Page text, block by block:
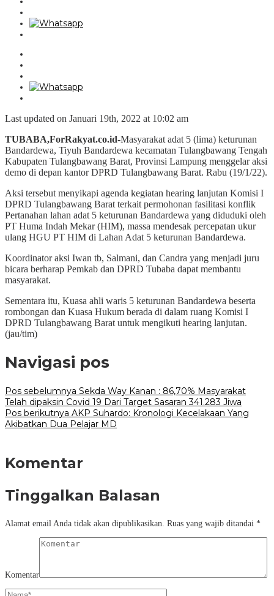
Last updated on Januari 19th, 2022 at 10:02 am
TUBABA,ForRakyat.co.id-Masyarakat adat 5 (lima) keturunan
Bandardewa, Tiyuh Bandardewa kecamatan Tulangbawang Tengah
Kabupaten Tulangbawang Barat, Provinsi Lampung menggelar aksi
demo di depan kantor DPRD Tulangbawang Barat. Rabu (19/1/22).
Aksi tersebut menyikapi agenda kegiatan hearing lanjutan Komisi I
DPRD Tulangbawang Barat terkait permohonan fasilitasi konflik
Pertanahan lahan adat 5 keturunan Bandardewa yang diduduki oleh
PT Huma Indah Mekar (HIM), massa mendesak percepatan ukur
ulang HGU PT HIM di Lahan Adat 5 keturunan Bandardewa.
Koordinator aksi Iwan tb, Salmani, dan Candra yang menjadi juru
bicara berharap Pemkab dan DPRD Tubaba dapat membantu
masyarakat.
Sementara itu, Kuasa ahli waris 5 keturunan Bandardewa beserta
rombongan dan Kuasa Hukum berada di dalam ruang Komisi I
DPRD Tulangbawang Barat untuk mengikuti hearing lanjutan.
(jau/tim)
Navigasi pos
Pos sebelumnya Sekda Way Kanan : 86,70% Masyarakat
Telah dipaksin Covid 19 Dari Target Sasaran 341.283 Jiwa
Pos berikutnya AKP Suhardo: Kronologi Kecelakaan Yang
Akibatkan Dua Pelajar MD
Komentar
Tinggalkan Balasan
Alamat email Anda tidak akan dipublikasikan. Ruas yang wajib ditandai *
Komentar